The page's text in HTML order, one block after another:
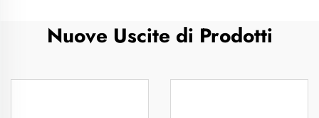
Nuove Uscite di Prodotti